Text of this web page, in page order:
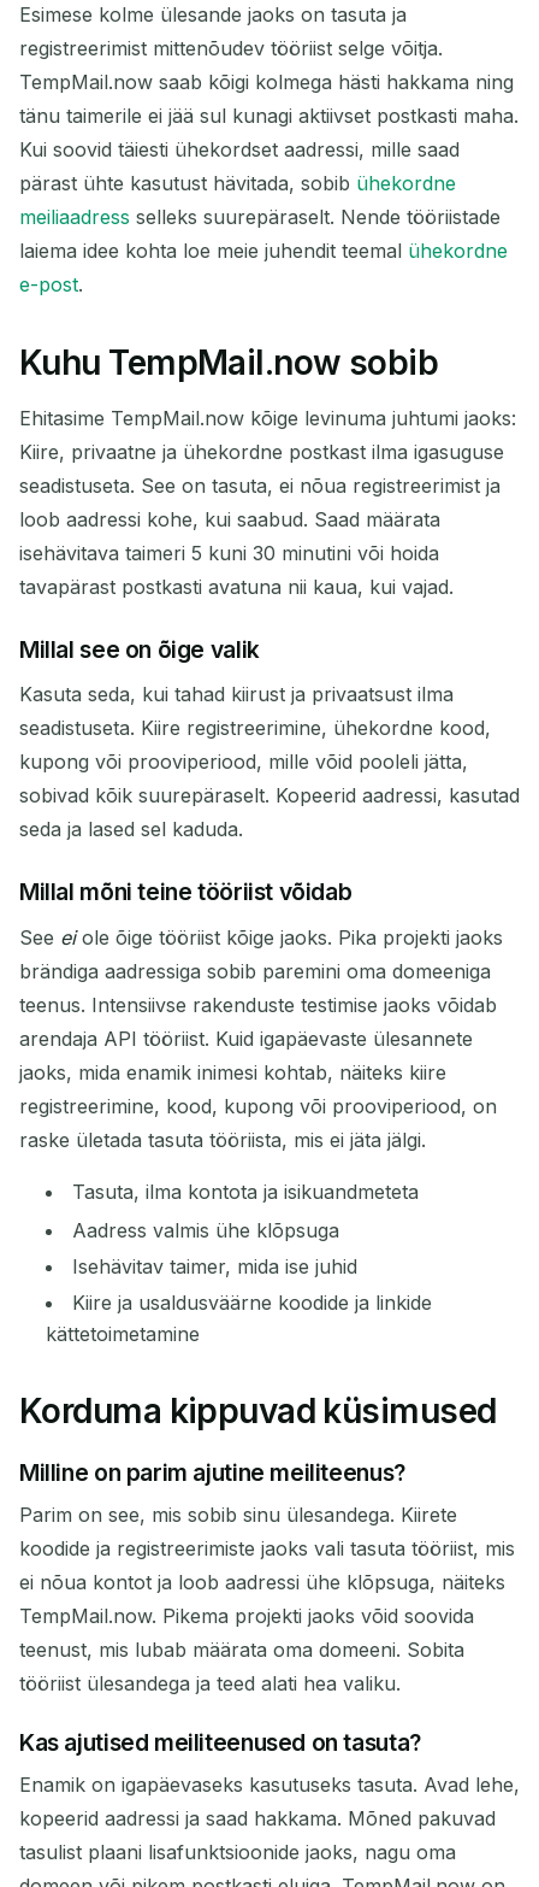
Esimese kolme ülesande jaoks on tasuta ja
registreerimist mittenõudev tööriist selge võitja.
TempMail.now saab kõigi kolmega hästi hakkama ning
tänu taimerile ei jää sul kunagi aktiivset postkasti maha.
Kui soovid täiesti ühekordset aadressi, mille saad
pärast ühte kasutust hävitada, sobib ühekordne
meiliaadress selleks suurepäraselt. Nende tööriistade
laiema idee kohta loe meie juhendit teemal ühekordne
e-post.
Kuhu TempMail.now sobib
Ehitasime TempMail.now kõige levinuma juhtumi jaoks:
Kiire, privaatne ja ühekordne postkast ilma igasuguse
seadistuseta. See on tasuta, ei nõua registreerimist ja
loob aadressi kohe, kui saabud. Saad määrata
isehävitava taimeri 5 kuni 30 minutini või hoida
tavapärast postkasti avatuna nii kaua, kui vajad.
Millal see on õige valik
Kasuta seda, kui tahad kiirust ja privaatsust ilma
seadistuseta. Kiire registreerimine, ühekordne kood,
kupong või prooviperiood, mille võid pooleli jätta,
sobivad kõik suurepäraselt. Kopeerid aadressi, kasutad
seda ja lased sel kaduda.
Millal mõni teine tööriist võidab
See eiole õige tööriist kõige jaoks. Pika projekti jaoks
brändiga aadressiga sobib paremini oma domeeniga
teenus. Intensiivse rakenduste testimise jaoks võidab
arendaja API tööriist. Kuid igapäevaste ülesannete
jaoks, mida enamik inimesi kohtab, näiteks kiire
registreerimine, kood, kupong või prooviperiood, on
raske ületada tasuta tööriista, mis ei jäta jälgi.
Tasuta, ilma kontota ja isikuandmeteta
Aadress valmis ühe klõpsuga
Isehävitav taimer, mida ise juhid
Kiire ja usaldusväärne koodide ja linkide
kättetoimetamine
Korduma kippuvad küsimused
Milline on parim ajutine meiliteenus?
Parim on see, mis sobib sinu ülesandega. Kiirete
koodide ja registreerimiste jaoks vali tasuta tööriist, mis
ei nõua kontot ja loob aadressi ühe klõpsuga, näiteks
TempMail.now. Pikema projekti jaoks võid soovida
teenust, mis lubab määrata oma domeeni. Sobita
tööriist ülesandega ja teed alati hea valiku.
Kas ajutised meiliteenused on tasuta?
Enamik on igapäevaseks kasutuseks tasuta. Avad lehe,
kopeerid aadressi ja saad hakkama. Mõned pakuvad
tasulist plaani lisafunktsioonide jaoks, nagu oma